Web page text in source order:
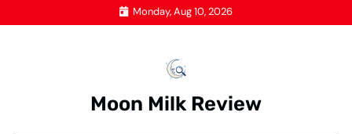
to
Monday, Aug 10, 2026
Moon Milk Review